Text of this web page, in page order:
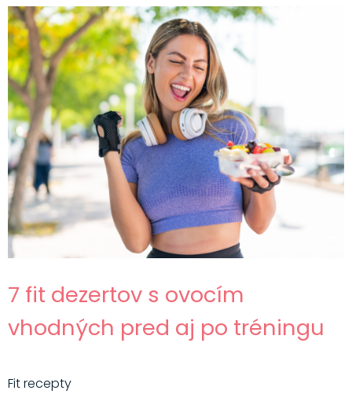
7 fit dezertov s ovocím
vhodných pred aj po tréningu
Fit recepty